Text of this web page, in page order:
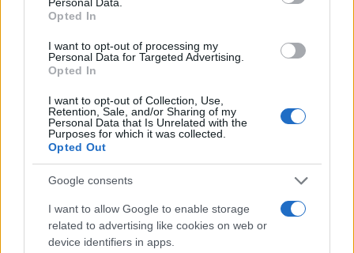
Opted In
I want to opt-out of processing my
Personal Data for Targeted Advertising.
Opted In
I want to opt-out of Collection, Use,
Retention, Sale, and/or Sharing of my
Personal Data that Is Unrelated with the
Purposes for which it was collected.
Opted Out
Google consents
I want to allow Google to enable storage
related to advertising like cookies on web or
device identifiers in apps.
a sacrificare l’Ucraina e la stessa NATO. Vedremo a breve.
Rispondi VIsualizza le risposte
19 Marzo 2025, 10:17 10:17
Si chiama negoziato,per definizione le condizioni di un
accordo vengono trattate tra le parti.È evidentemente che
chi esprima certe sgrammaticate considerazioni covi ancora
l’infantile desiderio di una guerra totale nella speranza di
veder bombardato l’odiato vicino che s’è rifatto la casa col